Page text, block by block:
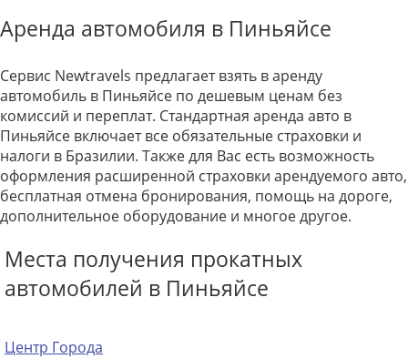
Аренда автомобиля в Пиньяйсе
Сервис Newtravels предлагает взять в аренду
автомобиль в Пиньяйсе по дешевым ценам без
комиссий и переплат. Стандартная аренда авто в
Пиньяйсе включает все обязательные страховки и
налоги в Бразилии. Также для Вас есть возможность
оформления расширенной страховки арендуемого авто,
бесплатная отмена бронирования, помощь на дороге,
дополнительное оборудование и многое другое.
Места получения прокатных
автомобилей в Пиньяйсе
Центр Города